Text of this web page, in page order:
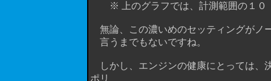
※ 上のグラフでは、計測範囲の１０
無論、この濃いめのセッティングがノ
言うまでもないですね。
しかし、エンジンの健康にとっては、
ポリ